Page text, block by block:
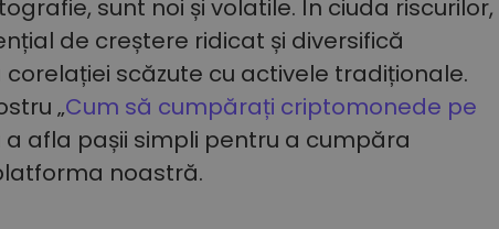
sunt noi și volatile. În ciuda riscurilor,
de creștere ridicat și diversifică
scăzute cu activele tradiționale.
„Cum să cumpărați criptomonede pe
a afla pașii simpli pentru a cumpăra
noastră.